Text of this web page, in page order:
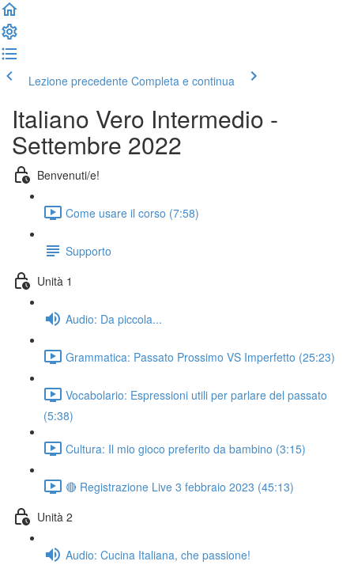
Lezione precedente Completa e continua
Italiano Vero Intermedio -
Settembre 2022
Benvenuti/e!
Come usare il corso (7:58)
Supporto
Unità 1
Audio: Da piccola...
Grammatica: Passato Prossimo VS Imperfetto (25:23)
Vocabolario: Espressioni utili per parlare del passato
(5:38)
Cultura: Il mio gioco preferito da bambino (3:15)
🔴 Registrazione Live 3 febbraio 2023 (45:13)
Unità 2
Audio: Cucina Italiana, che passione!